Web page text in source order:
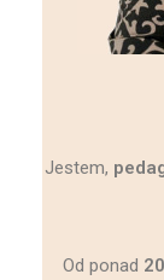
Jestem,
Od ponad